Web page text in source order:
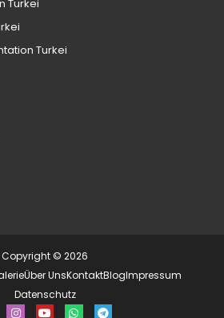
Turkei
Turkei
Copyright © 2026
Über UnsKontaktBlogImpressum
Datenschutz